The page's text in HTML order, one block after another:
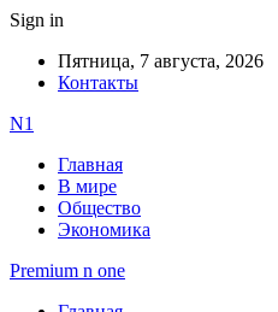
Sign in
Пятница, 7 августа, 2026
Контакты
N1
Главная
В мире
Общество
Экономика
Premium n one